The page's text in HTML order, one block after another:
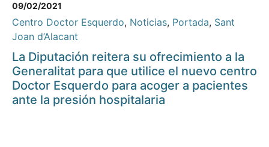
09/02/2021
Centro Doctor Esquerdo, Noticias, Portada, Sant
Joan d’Alacant
La Diputación reitera su ofrecimiento a la
Generalitat para que utilice el nuevo centro
Doctor Esquerdo para acoger a pacientes
ante la presión hospitalaria